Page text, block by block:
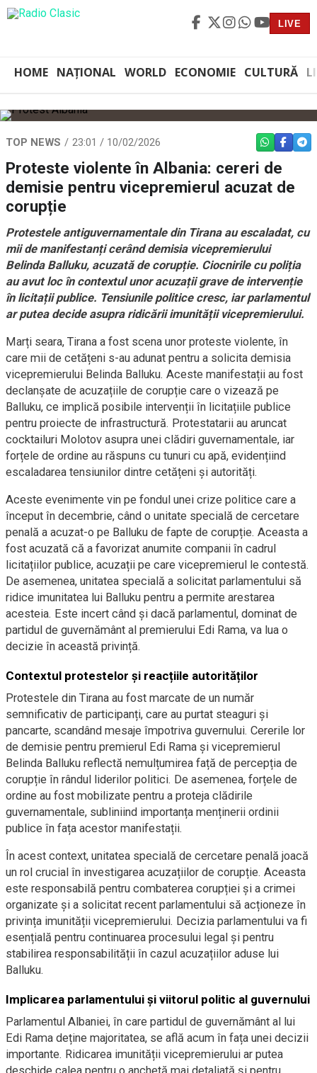
LIVE
HOME NAȚIONAL WORLD ECONOMIE CULTURĂ
TOP NEWS 23:01 / 10/02/2026 WHATSAPP
Proteste violente în Albania: cereri de
demisie pentru vicepremierul acuzat de
corupție
Protestele antiguvernamentale din Tirana au escaladat, cu
mii de manifestanți cerând demisia vicepremierului
Belinda Balluku, acuzată de corupție. Ciocnirile cu poliția
au avut loc în contextul unor acuzații grave de intervenție
în licitații publice. Tensiunile politice cresc, iar parlamentul
ar putea decide asupra ridicării imunității vicepremierului.
Marți seara, Tirana a fost scena unor proteste violente, în
care mii de cetățeni s-au adunat pentru a solicita demisia
vicepremierului Belinda Balluku. Aceste manifestații au fost
declanșate de acuzațiile de corupție care o vizează pe
Balluku, ce implică posibile intervenții în licitațiile publice
pentru proiecte de infrastructură. Protestatarii au aruncat
cocktailuri Molotov asupra unei clădiri guvernamentale, iar
forțele de ordine au răspuns cu tunuri cu apă, evidențiind
escaladarea tensiunilor dintre cetățeni și autorități.
Aceste evenimente vin pe fondul unei crize politice care a
început în decembrie, când o unitate specială de cercetare
penală a acuzat-o pe Balluku de fapte de corupție. Aceasta a
fost acuzată că a favorizat anumite companii în cadrul
licitațiilor publice, acuzații pe care vicepremierul le contestă.
De asemenea, unitatea specială a solicitat parlamentului să
ridice imunitatea lui Balluku pentru a permite arestarea
acesteia. Este incert când și dacă parlamentul, dominat de
partidul de guvernământ al premierului Edi Rama, va lua o
decizie în această privință.
Contextul protestelor și reacțiile autorităților
Protestele din Tirana au fost marcate de un număr
semnificativ de participanți, care au purtat steaguri și
pancarte, scandând mesaje împotriva guvernului. Cererile lor
de demisie pentru premierul Edi Rama și vicepremierul
Belinda Balluku reflectă nemulțumirea față de percepția de
corupție în rândul liderilor politici. De asemenea, forțele de
ordine au fost mobilizate pentru a proteja clădirile
guvernamentale, subliniind importanța menținerii ordinii
publice în fața acestor manifestații.
În acest context, unitatea specială de cercetare penală joacă
un rol crucial în investigarea acuzațiilor de corupție. Aceasta
este responsabilă pentru combaterea corupției și a crimei
organizate și a solicitat recent parlamentului să acționeze în
privința imunității vicepremierului. Decizia parlamentului va fi
esențială pentru continuarea procesului legal și pentru
stabilirea responsabilității în cazul acuzațiilor aduse lui
Balluku.
Implicarea parlamentului și viitorul politic al guvernului
Parlamentul Albaniei, în care partidul de guvernământ al lui
Edi Rama deține majoritatea, se află acum în fața unei decizii
importante. Ridicarea imunității vicepremierului ar putea